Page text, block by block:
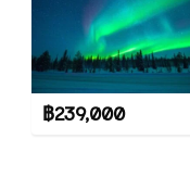
฿239,000